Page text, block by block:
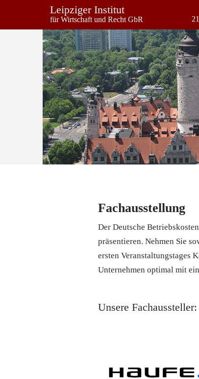
Leipziger Institut
für Wirtschaft und Recht GbR
Fachausstellung
Der Deutsche
präsentieren. Nehmen Sie
ersten Veranstaltungstages
Unternehmen optimal mit
Unsere Fachaussteller: